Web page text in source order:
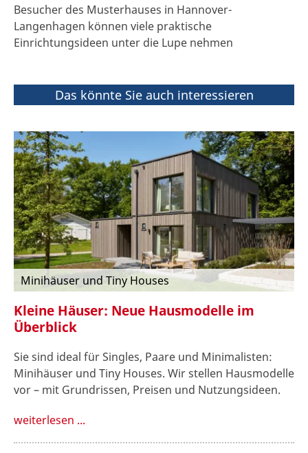
Besucher des Musterhauses in Hannover-
Langenhagen können viele praktische
Einrichtungsideen unter die Lupe nehmen
Das könnte Sie auch interessieren
Minihäuser und Tiny Houses
Kleine Häuser: Neue Hausmodelle im
Überblick
Sie sind ideal für Singles, Paare und Minimalisten:
Minihäuser und Tiny Houses. Wir stellen Hausmodelle
vor – mit Grundrissen, Preisen und Nutzungsideen.
weiterlesen ...